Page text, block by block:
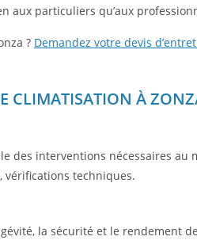
aux particuliers qu’aux
? Demandez votre devis
CLIMATISATION À
des interventions nécessaires
vérifications techniques.
la sécurité et le rendement